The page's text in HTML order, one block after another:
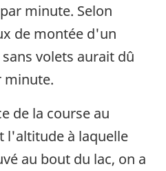
minute. Selon
de montée d'un
volets aurait dû
minute.
de la course au
l'altitude à laquelle
au bout du lac, on a